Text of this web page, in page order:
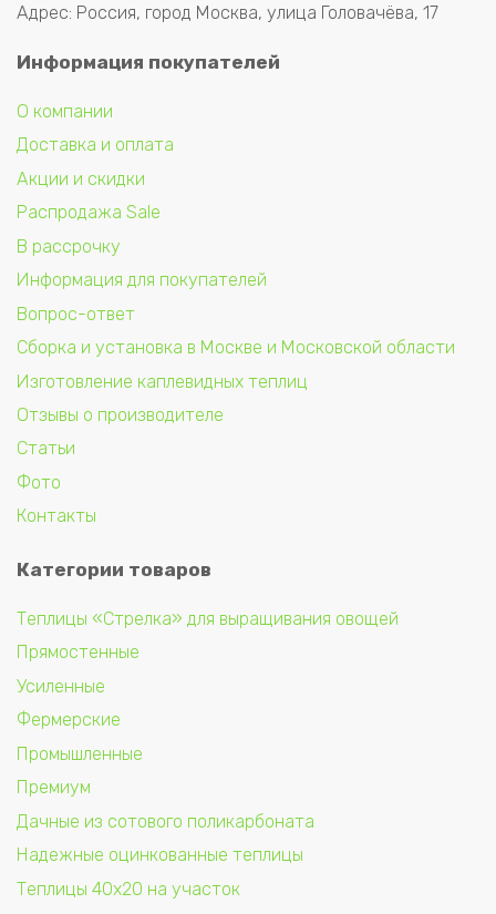
Адрес: Россия, город Москва, улица Головачёва, 17
Информация покупателей
О компании
Доставка и оплата
Акции и скидки
Распродажа Sale
В рассрочку
Информация для покупателей
Вопрос-ответ
Сборка и установка в Москве и Московской области
Изготовление каплевидных теплиц
Отзывы о производителе
Статьи
Фото
Контакты
Категории товаров
Теплицы «Стрелка» для выращивания овощей
Прямостенные
Усиленные
Фермерские
Промышленные
Премиум
Дачные из сотового поликарбоната
Надежные оцинкованные теплицы
Теплицы 40х20 на участок